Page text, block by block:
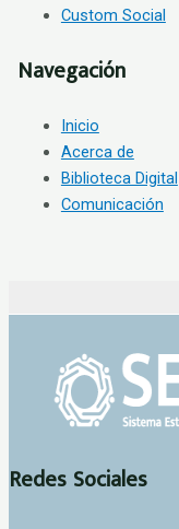
Custom Social
Navegación
Inicio
Acerca de
Biblioteca Digital
Comunicación
Redes Sociales